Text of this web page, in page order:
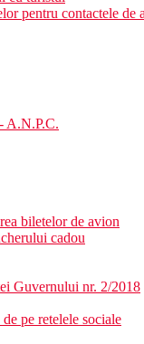
Palm Springs
toaleta, uscator de
altfel, camerele
camere separate
pentru contactele de
A.N.P.C.
biletelor de avion
cadou
Guvernului nr. 2/2018
pe retelele sociale